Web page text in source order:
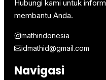
Hubungi kami untuk
membantu Anda.
mathindonesia
idmathid@gmail.com
Navigasi